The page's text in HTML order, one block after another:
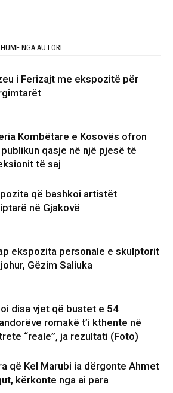
NGA AUTORI
i Ferizajt me ekspozitë për
Kombëtare e Kosovës ofron
qasje në një pjesë të
të saj
që bashkoi artistët
në Gjakovë
ekspozita personale e skulptorit
Gëzim Saliuka
disa vjet që bustet e 54
romakë t’i kthente në
“reale”, ja rezultati (Foto)
që Kel Marubi ia dërgonte Ahmet
kërkonte nga ai para